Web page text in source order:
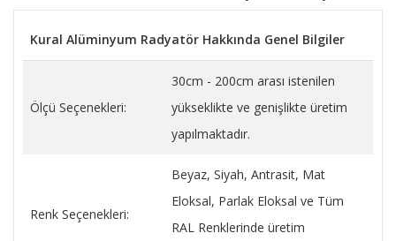
Kural Alüminyum Radyatör Hakkında Genel Bilgiler
Ölçü Seçenekleri:
30cm - 200cm arası istenilen
yükseklikte ve genişlikte üretim
yapılmaktadır.
Renk Seçenekleri:
Beyaz, Siyah, Antrasit, Mat
Eloksal, Parlak Eloksal ve Tüm
RAL Renklerinde üretim